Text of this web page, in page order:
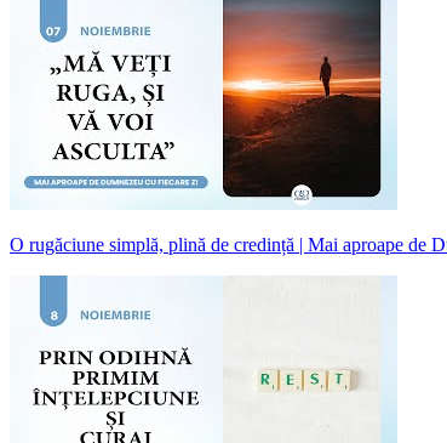
O rugăciune simplă, plină de credință | Mai aproape de